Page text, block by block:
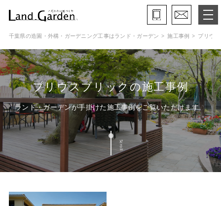
ランド・ガーデンとは
モデルガーデン
施工事例
保証と約束・ご理解いただきたい事
施工の流れ
よくある質問
会社概要
千葉県の造園・外構・ガーデニング工事はランド・ガーデン 施工事例 プリウ
プリウスブリックの施工事例
ランド・ガーデンが手掛けた施工事例をご覧いただけます
Scroll